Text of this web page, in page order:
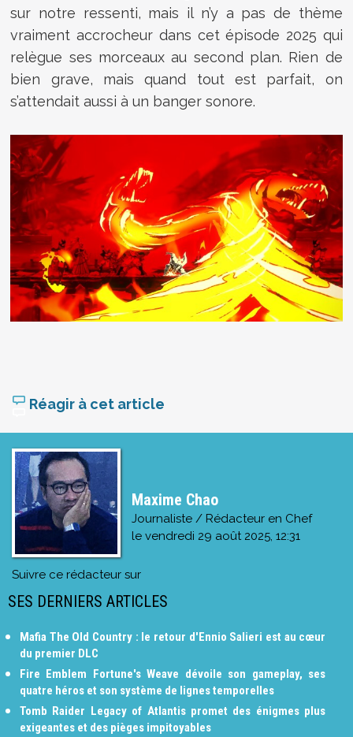
sur notre ressenti, mais il n’y a pas de thème
vraiment accrocheur dans cet épisode 2025 qui
relègue ses morceaux au second plan. Rien de
bien grave, mais quand tout est parfait, on
s’attendait aussi à un banger sonore.
Réagir à cet article
Maxime Chao
Journaliste / Rédacteur en Chef
le vendredi 29 août 2025, 12:31
Suivre ce rédacteur sur
SES DERNIERS ARTICLES
Mafia The Old Country : le retour d'Ennio Salieri est au cœur
du premier DLC
Fire Emblem Fortune's Weave dévoile son gameplay, ses
quatre héros et son système de lignes temporelles
Tomb Raider Legacy of Atlantis promet des énigmes plus
exigeantes et des pièges impitoyables